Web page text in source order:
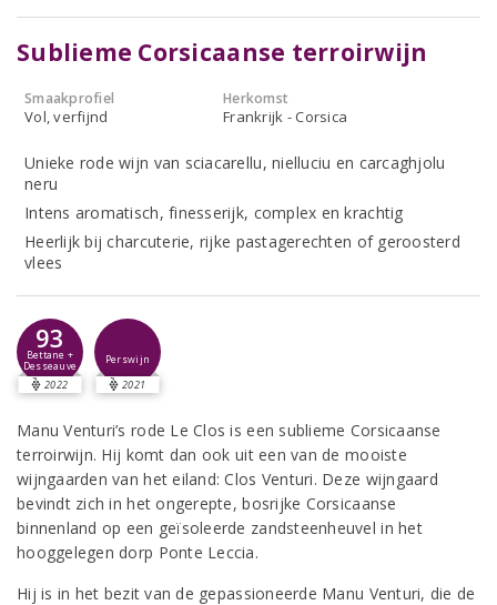
Sublieme Corsicaanse terroirwijn
Smaakprofiel
Vol, verfijnd
Herkomst
Frankrijk - Corsica
Unieke rode wijn van sciacarellu, nielluciu en carcaghjolu
neru
Intens aromatisch, finesserijk, complex en krachtig
Heerlijk bij charcuterie, rijke pastagerechten of geroosterd
vlees
93
Bettane +
Desseauve
2022
Perswijn
2021
Manu Venturi’s rode Le Clos is een sublieme Corsicaanse
terroirwijn. Hij komt dan ook uit een van de mooiste
wijngaarden van het eiland: Clos Venturi. Deze wijngaard
bevindt zich in het ongerepte, bosrijke Corsicaanse
binnenland op een geïsoleerde zandsteenheuvel in het
hooggelegen dorp Ponte Leccia.
Hij is in het bezit van de gepassioneerde Manu Venturi, die de